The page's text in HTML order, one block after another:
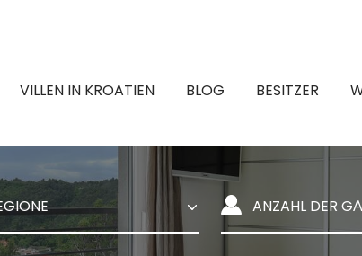
VILLEN IN KROATIEN BLOG BESITZER